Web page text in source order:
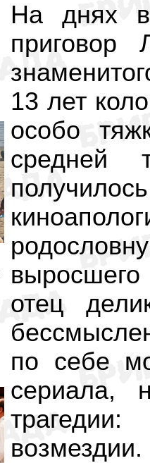
На днях в
приговор
13 лет
особо
средней
отец
по себе
сериала,
возмездии.